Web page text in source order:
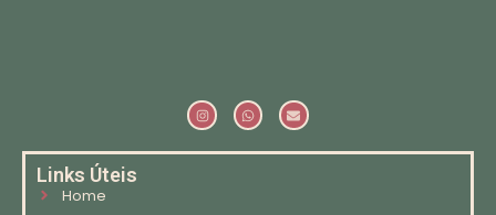
Links Úteis
Home